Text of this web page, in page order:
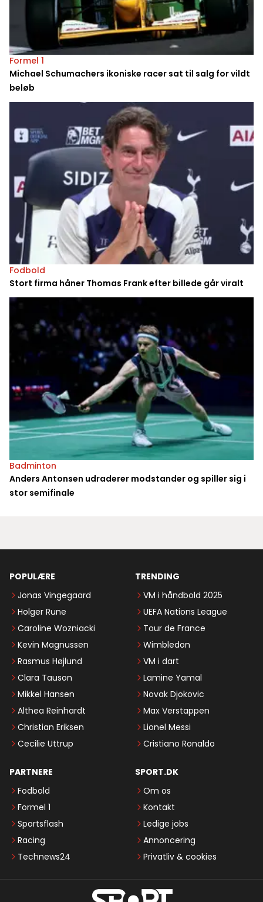
Formel 1
Michael Schumachers ikoniske racer sat til salg for vildt
beløb
Fodbold
Stort firma håner Thomas Frank efter billede går viralt
Badminton
Anders Antonsen udraderer modstander og spiller sig i
stor semifinale
POPULÆRE
Jonas Vingegaard
Holger Rune
Caroline Wozniacki
Kevin Magnussen
Rasmus Højlund
Clara Tauson
Mikkel Hansen
Althea Reinhardt
Christian Eriksen
Cecilie Uttrup
TRENDING
VM i håndbold 2025
UEFA Nations League
Tour de France
Wimbledon
VM i dart
Lamine Yamal
Novak Djokovic
Max Verstappen
Lionel Messi
Cristiano Ronaldo
PARTNERE
Fodbold
Formel 1
Sportsflash
Racing
Technews24
SPORT.DK
Om os
Kontakt
Ledige jobs
Annoncering
Privatliv & cookies